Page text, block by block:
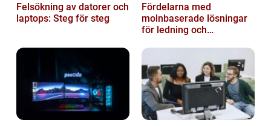
Felsökning av datorer och
laptops: Steg för steg
Fördelarna med
molnbaserade lösningar
för ledning och